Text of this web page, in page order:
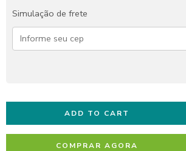
Simulação de frete
ADD TO CART
COMPRAR AGORA